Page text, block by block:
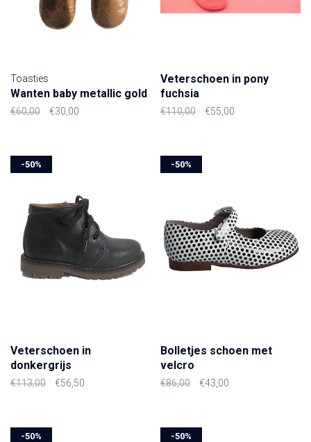
Toasties
Wanten baby metallic gold
€60,00 €30,00
Veterschoen in pony
fuchsia
€110,00 €55,00
-50%
Veterschoen in
donkergrijs
€113,00 €56,50
-50%
Bolletjes schoen met
velcro
€86,00 €43,00
-50% -50%